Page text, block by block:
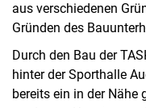
aus verschiedenen
Gründen des
Durch den Bau der
hinter der Sporthalle
bereits ein in der Nähe